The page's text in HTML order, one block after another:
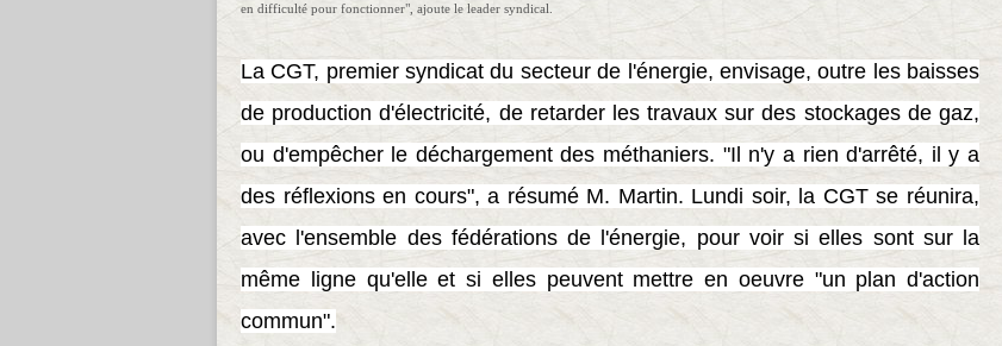
en difficulté pour fonctionner", ajoute le leader syndical.
La CGT, premier syndicat du secteur de l'énergie, envisage, outre les baisses
de production d'électricité, de retarder les travaux sur des stockages de gaz,
ou d'empêcher le déchargement des méthaniers. "Il n'y a rien d'arrêté, il y a
des réflexions en cours", a résumé M. Martin. Lundi soir, la CGT se réunira,
avec l'ensemble des fédérations de l'énergie, pour voir si elles sont sur la
même ligne qu'elle et si elles peuvent mettre en oeuvre "un plan d'action
commun".